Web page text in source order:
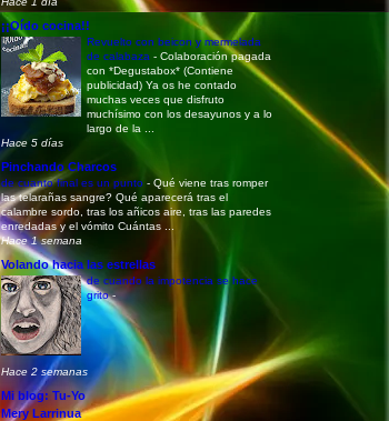
¡¡Oído cocina!!
Revuelto con beicon y mermelada
de calabaza - Colaboración pagada
con *Degustabox* (Contiene
publicidad) Ya os he contado
muchas veces que disfruto
muchísimo con los desayunos y a lo
largo de la ...
Hace 5 días
Pinchando Charcos
de cuanto final es un punto - Qué viene tras romper
las telarañas sangre? Qué aparecerá tras el
calambre sordo, tras los añicos aire, tras las paredes
enredadas y el vómito Cuántas ...
Hace 1 semana
Volando hacia las estrellas
de cuando la impotencia se hace
grito-
Hace 2 semanas
Mi blog: Tu-Yo
Mery Larrinua